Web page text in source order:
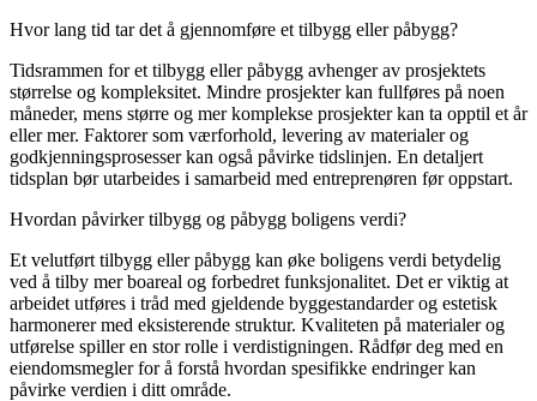
Hvor lang tid tar det å gjennomføre et tilbygg eller påbygg?
Tidsrammen for et tilbygg eller påbygg avhenger av prosjektets
størrelse og kompleksitet. Mindre prosjekter kan fullføres på noen
måneder, mens større og mer komplekse prosjekter kan ta opptil et år
eller mer. Faktorer som værforhold, levering av materialer og
godkjenningsprosesser kan også påvirke tidslinjen. En detaljert
tidsplan bør utarbeides i samarbeid med entreprenøren før oppstart.
Hvordan påvirker tilbygg og påbygg boligens verdi?
Et velutført tilbygg eller påbygg kan øke boligens verdi betydelig
ved å tilby mer boareal og forbedret funksjonalitet. Det er viktig at
arbeidet utføres i tråd med gjeldende byggestandarder og estetisk
harmonerer med eksisterende struktur. Kvaliteten på materialer og
utførelse spiller en stor rolle i verdistigningen. Rådfør deg med en
eiendomsmegler for å forstå hvordan spesifikke endringer kan
påvirke verdien i ditt område.